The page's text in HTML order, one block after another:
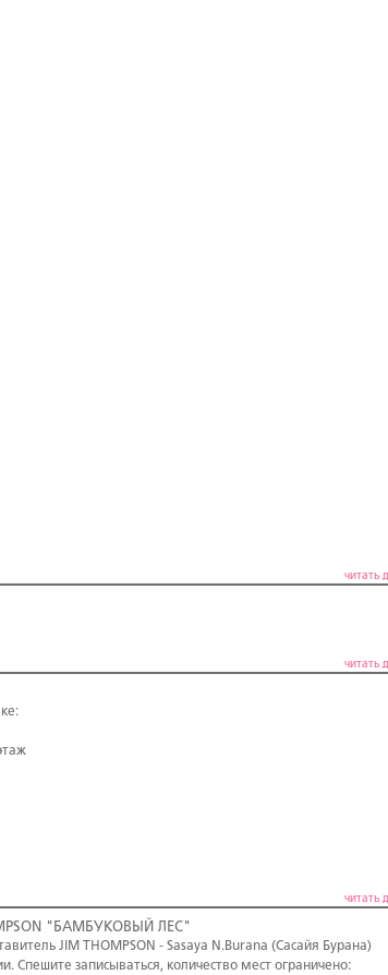
читать
читать
читать
"БАМБУКОВЫЙ ЛЕС"
JIM THOMPSON - Sasaya N.Burana (Сасайя Бурана)
Спешите записываться, количество мест ограничено: